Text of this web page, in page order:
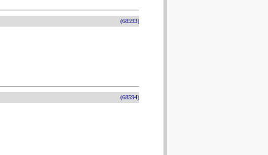
(68593)
(68594)